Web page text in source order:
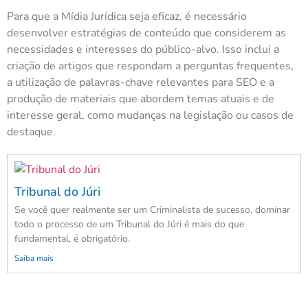
Para que a Mídia Jurídica seja eficaz, é necessário
desenvolver estratégias de conteúdo que considerem as
necessidades e interesses do público-alvo. Isso inclui a
criação de artigos que respondam a perguntas frequentes,
a utilização de palavras-chave relevantes para SEO e a
produção de materiais que abordem temas atuais e de
interesse geral, como mudanças na legislação ou casos de
destaque.
Tribunal do Júri
Se você quer realmente ser um Criminalista de sucesso, dominar
todo o processo de um Tribunal do Júri é mais do que
fundamental, é obrigatório.
Saiba mais